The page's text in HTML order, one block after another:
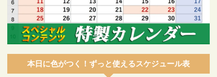
本日に色がつく！ずっと使えるスケジュール表